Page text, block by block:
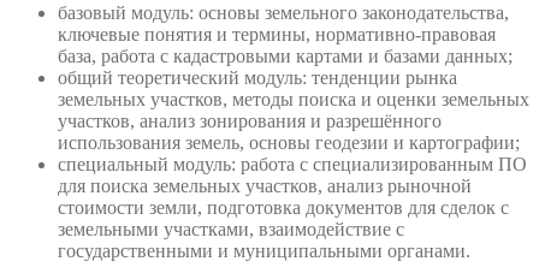
базовый модуль: основы земельного законодательства,
ключевые понятия и термины, нормативно-правовая
база, работа с кадастровыми картами и базами данных;
общий теоретический модуль: тенденции рынка
земельных участков, методы поиска и оценки земельных
участков, анализ зонирования и разрешённого
использования земель, основы геодезии и картографии;
специальный модуль: работа с специализированным ПО
для поиска земельных участков, анализ рыночной
стоимости земли, подготовка документов для сделок с
земельными участками, взаимодействие с
государственными и муниципальными органами.